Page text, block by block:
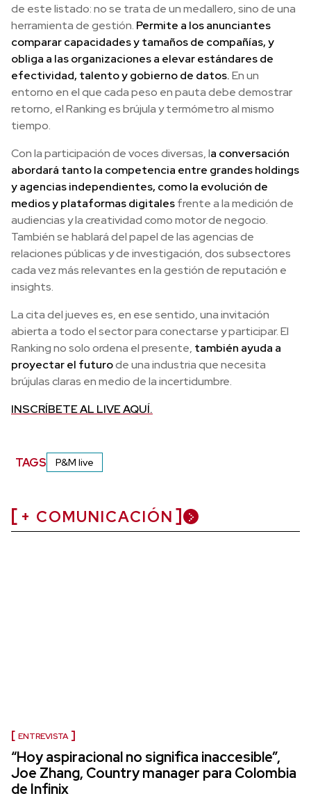
de este listado: no se trata de un medallero, sino de una
herramienta de gestión. Permite a los anunciantes
comparar capacidades y tamaños de compañías, y
obliga a las organizaciones a elevar estándares de
efectividad, talento y gobierno de datos.En un
entorno en el que cada peso en pauta debe demostrar
retorno, el Ranking es brújula y termómetro al mismo
tiempo.
Con la participación de voces diversas, la conversación
abordará tanto la competencia entre grandes holdings
y agencias independientes, como la evolución de
medios y plataformas digitalesfrente a la medición de
audiencias y la creatividad como motor de negocio.
También se hablará del papel de las agencias de
relaciones públicas y de investigación, dos subsectores
cada vez más relevantes en la gestión de reputación e
insights.
La cita del jueves es, en ese sentido, una invitación
abierta a todo el sector para conectarse y participar. El
Ranking no solo ordena el presente, también ayuda a
proyectar el futurode una industria que necesita
brújulas claras en medio de la incertidumbre.
INSCRÍBETE AL LIVE AQUÍ.
TAGS P&M live
+ COMUNICACIÓN
ENTREVISTA
“Hoy aspiracional no significa inaccesible”,
Joe Zhang, Country manager para Colombia
de Infinix